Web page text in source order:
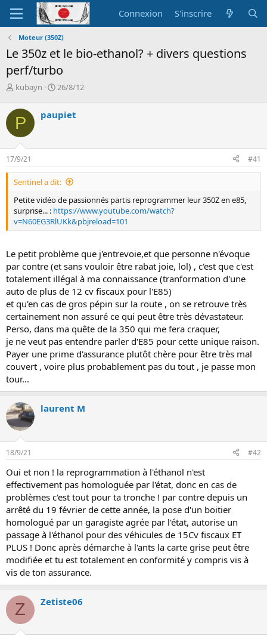
Connexion S'inscrire
Moteur (350Z)
Le 350z et le bio-ethanol? + divers questions
perf/turbo
A
t
e
u
r
d
e
l
a
i
s
c
s
i
o
n
kubayn
D
e
d
b
u
26/8/12
P paupiet
17/9/21 #41
Sentinel a dit:
Petite vidéo de passionnés partis reprogrammer leur 350Z en e85,
surprise... : https://www.youtube.com/watch?
v=N60EG3RlUKk&pbjreload=101
Le petit problème que j'entrevoie,et que personne n'évoque
par contre (et sans vouloir être rabat joie, lol) , c'est que c'est
totalement illégal à ma connaissance (tranformation d'une
auto de plus de 12 cv fiscaux pour l'E85)
et qu'en cas de gros pépin sur la route , on se retrouve très
certainement non assuré ce qui peut être très dévastateur.
Perso, dans ma quête de la 350 qui me fera craquer,
je ne veut pas entendre parler d'E85 pour cette unique raison.
Payer une prime d'assurance plutôt chère pour être très mal
couvert , voire plus probablement pas du tout , je passe mon
tour...
laurent M
18/9/21 #42
Oui et non ! la reprogrammation à l'éthanol n'est
effectivement pas homologuée par l'état, donc en cas de
problèmes c'est tout pour ta tronche ! par contre depuis un
arrêté du 19 février de cette année, la pose d'un boitier
homologué par un garagiste agrée par l'état, autorise un
passage à l'éthanol pour des véhicules de 15Cv fiscaux ET
PLUS ! Donc après démarche à l'ants la carte grise peut être
modifiée et tu est totalement en conformité y compris vis à
vis de ton assurance.
Z Zetiste06